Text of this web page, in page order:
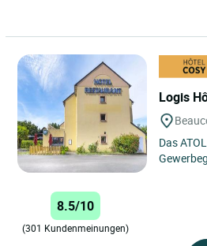
Logis
Das
8.5/10
(301 Kundenmeinungen)